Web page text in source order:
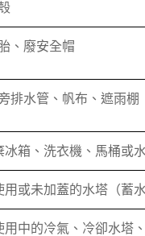
、廢安全帽
排水管、帆布、遮雨棚
冰箱、洗衣機、馬桶或
用或未加蓋的水塔（蓄
用中的冷氣、冷卻水塔